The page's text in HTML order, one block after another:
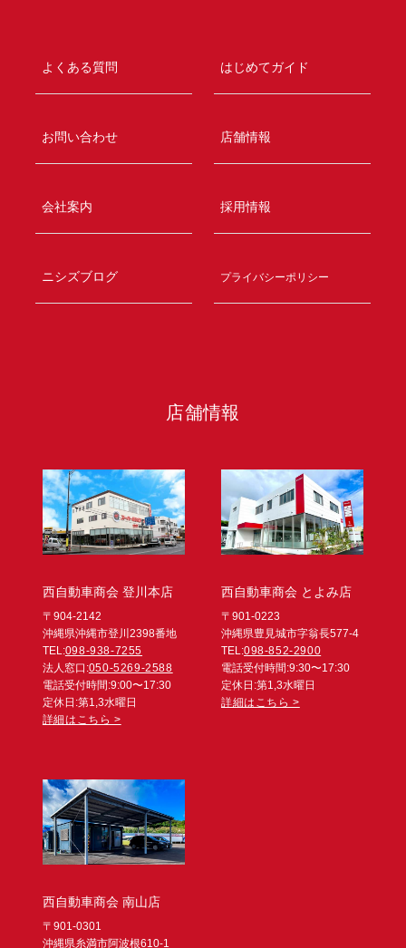
よくある質問 はじめてガイド
お問い合わせ 店舗情報
会社案内 採用情報
ニシズブログ プライバシーポリシー
店舗情報
西自動車商会 登川本店
〒904-2142
沖縄県沖縄市登川2398番地
TEL:098-938-7255
法人窓口:050-5269-2588
電話受付時間:9:00〜17:30
定休日:第1,3水曜日
詳細はこちら >
西自動車商会 とよみ店
〒901-0223
沖縄県豊見城市字翁長577-4
TEL:098-852-2900
電話受付時間:9:30〜17:30
定休日:第1,3水曜日
詳細はこちら >
西自動車商会 南山店
〒901-0301
沖縄県糸満市阿波根610-1